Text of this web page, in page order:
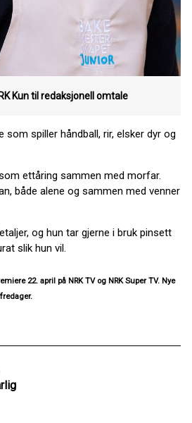
Kun til redaksjonell omtale
som spiller håndball, rir, elsker dyr og
ettåring sammen med morfar.
både alene og sammen med venner
og hun tar gjerne i bruk pinsett
slik hun vil.
22. april på NRK TV og NRK Super TV. Nye